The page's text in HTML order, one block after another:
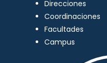
Direcciones
Coordinaciones
Facultades
Campus